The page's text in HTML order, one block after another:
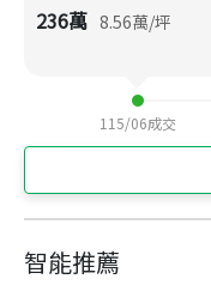
236萬 8.56萬/坪
115/06成交
智能推薦